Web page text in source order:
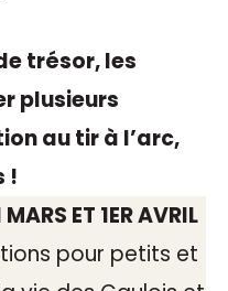
trésor, les
plusieurs
au tir à l’arc,
!
ET 1ER AVRIL
pour petits et